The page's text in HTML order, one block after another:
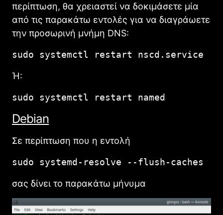
περίπτωση, θα χρειαστεί να δοκιμάσετε μία
από τις παρακάτω εντολές για να διαγράωετε
την προσωρινή μνήμη DNS:
sudo systemctl restart nscd.service
Ή:
sudo systemctl restart named
Debian
Σε περίπτωση που η εντολή
sudo systemd-resolve --flush-caches
σας δίνει το παρακάτω μήνυμα